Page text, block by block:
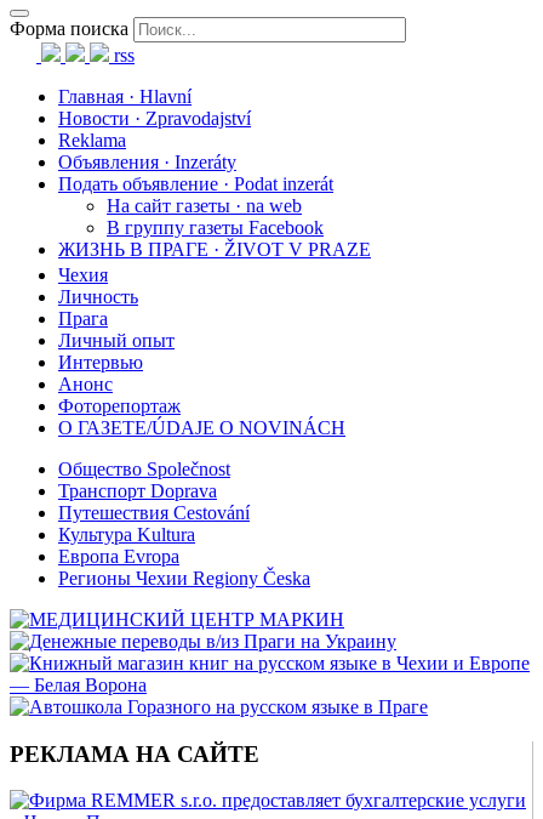
Форма поиска
rss
Главная · Hlavní
Новости · Zpravodajství
Reklama
Объявления · Inzeráty
Подать объявление · Podat inzerát
На сайт газеты · na web
В группу газеты Facebook
ЖИЗНЬ В ПРАГЕ · ŽIVOT V PRAZE
Чехия
Личность
Прага
Личный опыт
Интервью
Анонс
Фоторепортаж
О ГАЗЕТЕ/ÚDAJE O NOVINÁCH
Общество Společnost
Транспорт Doprava
Путешествия Cestování
Культура Kultura
Европа Evropa
Регионы Чехии Regiony Česka
РЕКЛАМА НА САЙТЕ